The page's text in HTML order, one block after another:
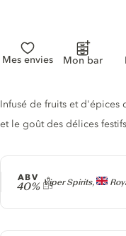
Mes envies Mon bar
Producteur
Viper Spirits,
ABV
40%
Description du gin
Infusé de fruits et d'épices
et le goût des délices